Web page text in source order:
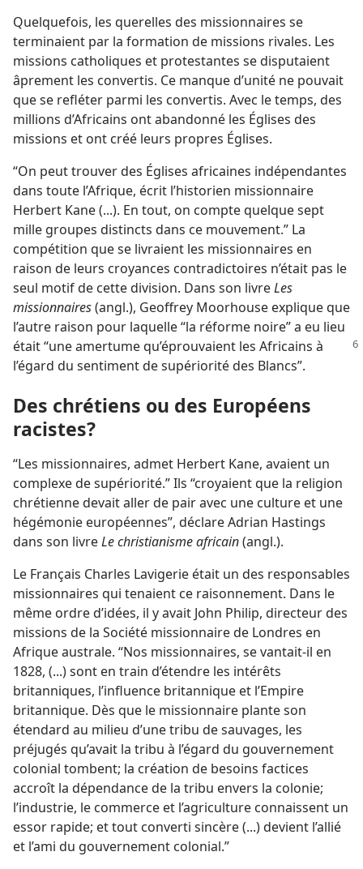
Quelquefois, les querelles des missionnaires se
terminaient par la formation de missions rivales. Les
missions catholiques et protestantes se disputaient
âprement les convertis. Ce manque d’unité ne pouvait
que se refléter parmi les convertis. Avec le temps, des
millions d’Africains ont abandonné les Églises des
missions et ont créé leurs propres Églises.
“On peut trouver des Églises africaines indépendantes
dans toute l’Afrique, écrit l’historien missionnaire
Herbert Kane (...). En tout, on compte quelque sept
mille groupes distincts dans ce mouvement.” La
compétition que se livraient les missionnaires en
raison de leurs croyances contradictoires n’était pas le
seul motif de cette division. Dans son livreLes
missionnaires(angl.), Geoffrey Moorhouse explique que
l’autre raison pour laquelle “la réforme noire” a eu lieu
était “une amertumequ’éprouvaient les Africains à
l’égard du sentiment de supériorité des Blancs”.
Des chrétiens ou des Européens
racistes?
“Les missionnaires, admet Herbert Kane, avaient un
complexe de supériorité.” Ils “croyaient que la religion
chrétienne devait aller de pair avec une culture et une
hégémonie européennes”, déclare Adrian Hastings
dans son livreLe christianisme africain(angl.).
Le Français Charles Lavigerie était un des responsables
missionnaires qui tenaient ce raisonnement. Dans le
même ordre d’idées, il y avait John Philip, directeur des
missions de la Société missionnaire de Londres en
Afrique australe. “Nos missionnaires, se vantait-​il en
1828, (...) sont en train d’étendre les intérêts
britanniques, l’influence britannique et l’Empire
britannique. Dès que le missionnaire plante son
étendard au milieu d’une tribu de sauvages, les
préjugés qu’avait la tribu à l’égard du gouvernement
colonial tombent; la création de besoins factices
accroît la dépendance de la tribu envers la colonie;
l’industrie, le commerce et l’agriculture connaissent un
essor rapide; et tout converti sincère (...) devient l’allié
et l’ami du gouvernement colonial.”